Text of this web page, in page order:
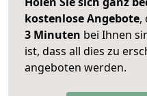
kostenlose Angebote,
3 Minuten bei Ihnen
ist, dass all dies zu
angeboten werden.